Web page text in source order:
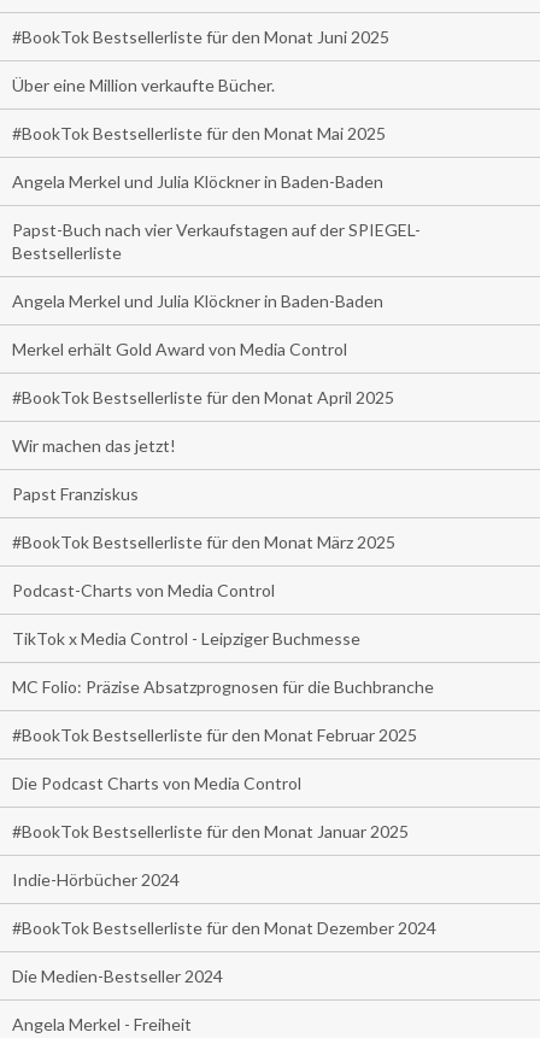
#BookTok Bestsellerliste für den Monat Juni 2025
Über eine Million verkaufte Bücher.
#BookTok Bestsellerliste für den Monat Mai 2025
Angela Merkel und Julia Klöckner in Baden-Baden
Papst-Buch nach vier Verkaufstagen auf der SPIEGEL-
Bestsellerliste
Angela Merkel und Julia Klöckner in Baden-Baden
Merkel erhält Gold Award von Media Control
#BookTok Bestsellerliste für den Monat April 2025
Wir machen das jetzt!
Papst Franziskus
#BookTok Bestsellerliste für den Monat März 2025
Podcast-Charts von Media Control
TikTok x Media Control - Leipziger Buchmesse
MC Folio: Präzise Absatzprognosen für die Buchbranche
#BookTok Bestsellerliste für den Monat Februar 2025
Die Podcast Charts von Media Control
#BookTok Bestsellerliste für den Monat Januar 2025
Indie-Hörbücher 2024
#BookTok Bestsellerliste für den Monat Dezember 2024
Die Medien-Bestseller 2024
Angela Merkel - Freiheit